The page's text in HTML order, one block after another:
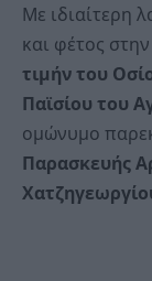
Με ιδιαίτερη
και φέτος
τιμήν του
Παϊσίου του
ομώνυμο
Παρασκευής